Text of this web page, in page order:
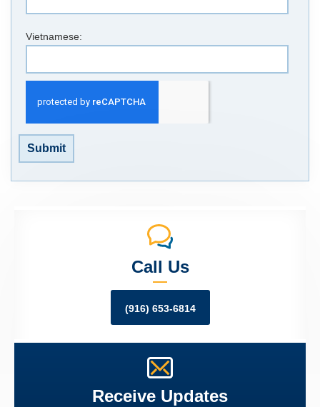
Vietnamese:
Submit
Call Us
(916) 653-6814
Receive Updates